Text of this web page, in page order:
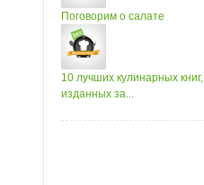
Поговорим о салате
10 лучших кулинарных книг,
изданных за...